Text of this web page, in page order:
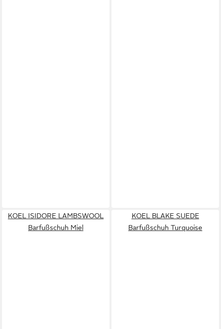
KOEL ISIDORE LAMBSWOOL
Barfußschuh Miel
KOEL BLAKE SUEDE
Barfußschuh Turquoise